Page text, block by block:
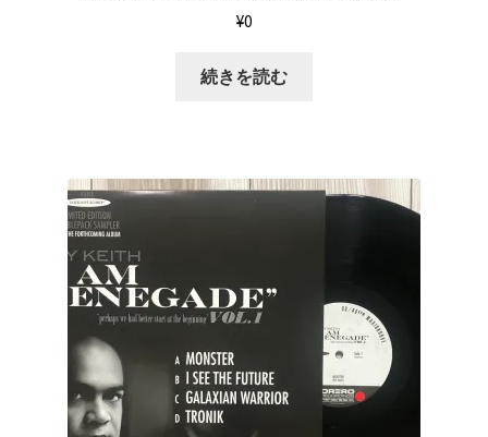
¥0
続きを読む